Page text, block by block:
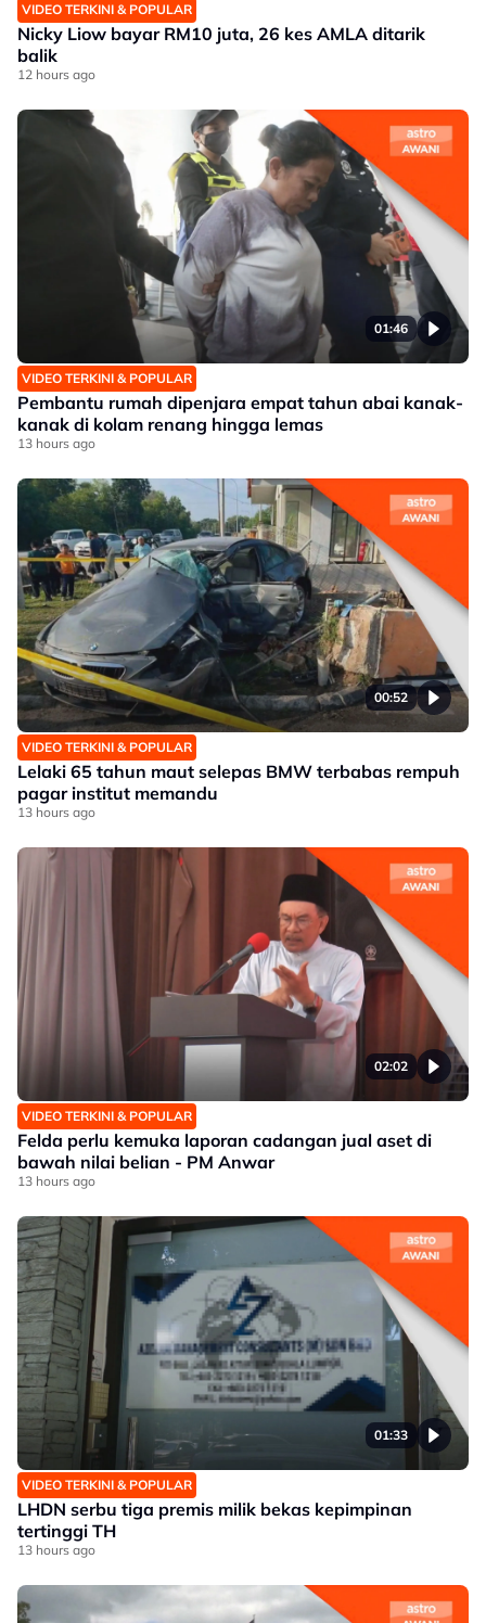
VIDEO TERKINI & POPULAR
Nicky Liow bayar RM10 juta, 26 kes AMLA ditarik
balik
12 hours ago
01:46
VIDEO TERKINI & POPULAR
Pembantu rumah dipenjara empat tahun abai kanak-
kanak di kolam renang hingga lemas
13 hours ago
00:52
VIDEO TERKINI & POPULAR
Lelaki 65 tahun maut selepas BMW terbabas rempuh
pagar institut memandu
13 hours ago
02:02
VIDEO TERKINI & POPULAR
Felda perlu kemuka laporan cadangan jual aset di
bawah nilai belian - PM Anwar
13 hours ago
01:33
VIDEO TERKINI & POPULAR
LHDN serbu tiga premis milik bekas kepimpinan
tertinggi TH
13 hours ago